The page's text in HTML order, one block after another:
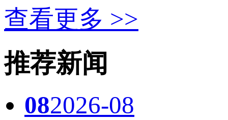
查看更多 >>
推荐新闻
082026-08